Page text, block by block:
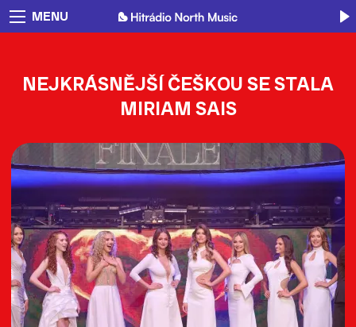
MENU
NEJKRÁSNĚJŠÍ ČEŠKOU SE STALA
MIRIAM SAIS